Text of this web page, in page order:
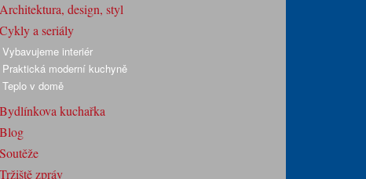
Architektura, design, styl
Cykly a seriály
Vybavujeme interiér
Praktická moderní kuchyně
Teplo v domě
Bydlínkova kuchařka
Blog
Soutěže
Tržiště zpráv